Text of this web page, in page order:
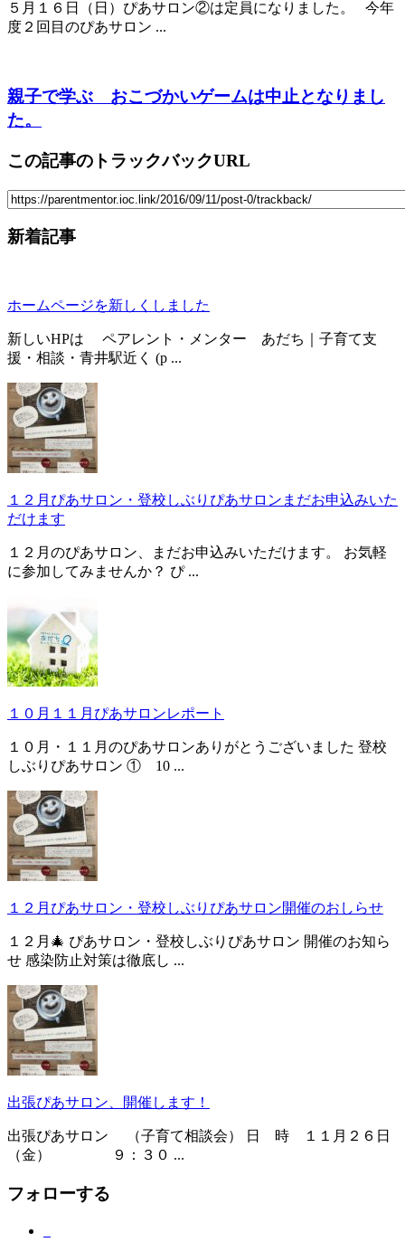
５月１６日（日）ぴあサロン②は定員になりました。 今年
度２回目のぴあサロン ...
親子で学ぶ おこづかいゲームは中止となりまし
た。
この記事のトラックバックURL
新着記事
ホームページを新しくしました
新しいHPは ペアレント・メンター あだち｜子育て支
援・相談・青井駅近く (p ...
１２月ぴあサロン・登校しぶりぴあサロンまだお申込みいた
だけます
１２月のぴあサロン、まだお申込みいただけます。 お気軽
に参加してみませんか？ ぴ ...
１０月１１月ぴあサロンレポート
１０月・１１月のぴあサロンありがとうございました 登校
しぶりぴあサロン ① 10 ...
１２月ぴあサロン・登校しぶりぴあサロン開催のおしらせ
１２月🎄 ぴあサロン・登校しぶりぴあサロン 開催のお知ら
せ 感染防止対策は徹底し ...
出張ぴあサロン、開催します！
出張ぴあサロン （子育て相談会） 日 時 １１月２６日
（金） ９：３０ ...
フォローする